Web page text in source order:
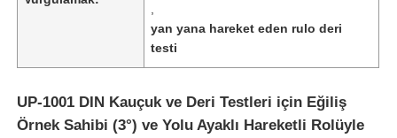
yan yana hareket eden rulo deri
testi
UP-1001 DIN Kauçuk ve Deri Testleri için Eğiliş
Örnek Sahibi (3°) ve Yolu Ayaklı Hareketli Rolüyle